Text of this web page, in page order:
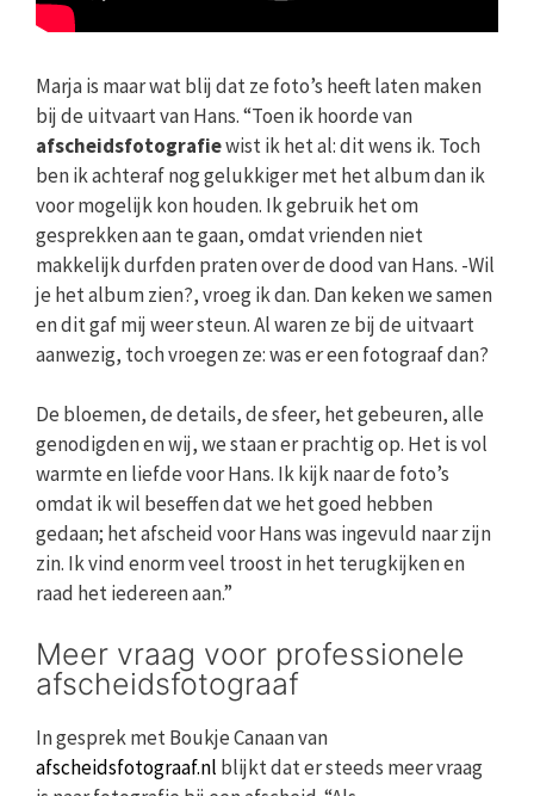
Marja is maar wat blij dat ze foto’s heeft laten maken
bij de uitvaart van Hans. “Toen ik hoorde van
afscheidsfotografiewist ik het al: dit wens ik. Toch
ben ik achteraf nog gelukkiger met het album dan ik
voor mogelijk kon houden. Ik gebruik het om
gesprekken aan te gaan, omdat vrienden niet
makkelijk durfden praten over de dood van Hans. -Wil
je het album zien?, vroeg ik dan. Dan keken we samen
en dit gaf mij weer steun. Al waren ze bij de uitvaart
aanwezig, toch vroegen ze: was er een fotograaf dan?
De bloemen, de details, de sfeer, het gebeuren, alle
genodigden en wij, we staan er prachtig op. Het is vol
warmte en liefde voor Hans. Ik kijk naar de foto’s
omdat ik wil beseffen dat we het goed hebben
gedaan; het afscheid voor Hans was ingevuld naar zijn
zin. Ik vind enorm veel troost in het terugkijken en
raad het iedereen aan.”
Meer vraag voor professionele
afscheidsfotograaf
In gesprek met Boukje Canaan van
afscheidsfotograaf.nl blijkt dat er steeds meer vraag